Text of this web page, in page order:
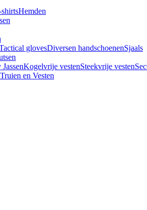
Hemden
glovesDiversen handschoenenSjaals
Kogelvrije vestenSteekvrije vesten
en Vesten